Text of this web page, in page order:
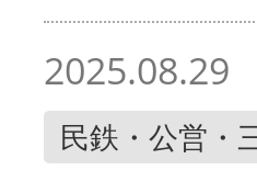
2025.08.29
民鉄・公営・